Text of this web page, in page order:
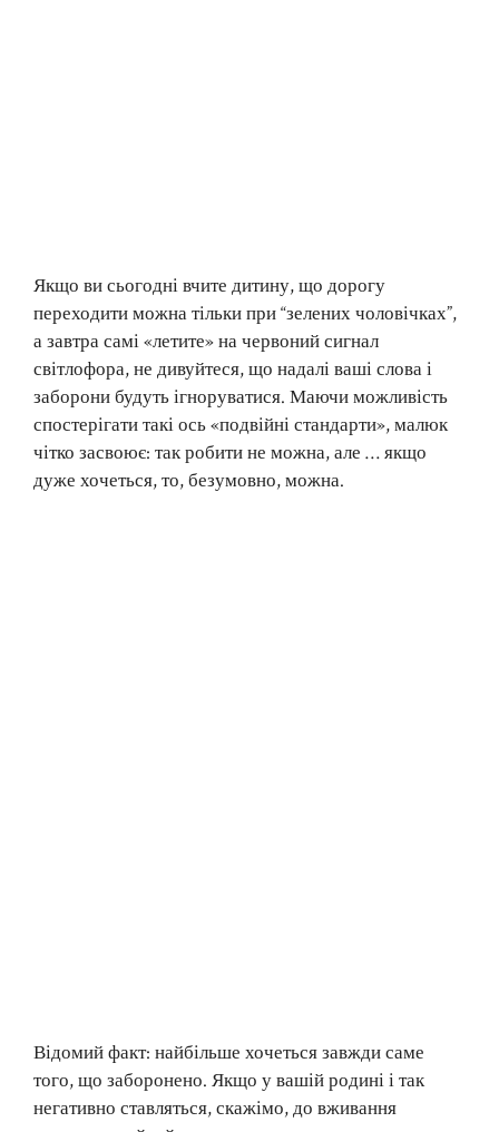
Якщо ви сьогодні вчите дитину, що дорогу
переходити можна тільки при “зелених чоловічках”,
а завтра самі «летите» на червоний сигнал
світлофора, не дивуйтеся, що надалі ваші слова і
заборони будуть ігноруватися. Маючи можливість
спостерігати такі ось «подвійні стандарти», малюк
чітко засвоює: так робити не можна, але … якщо
дуже хочеться, то, безумовно, можна.
Відомий факт: найбільше хочеться завжди саме
того, що заборонено. Якщо у вашій родині і так
негативно ставляться, скажімо, до вживання